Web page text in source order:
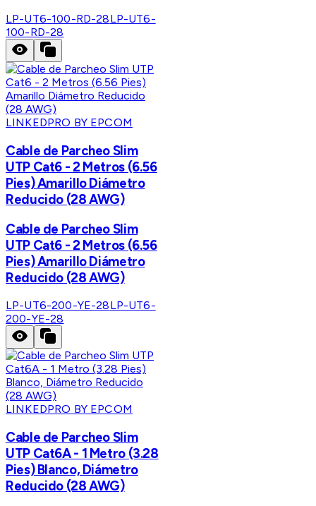
LP-UT6-100-RD-28LP-UT6-
100-RD-28
LINKEDPRO BY EPCOM
Cable de Parcheo Slim
UTP Cat6 - 2 Metros (6.56
Pies) Amarillo Diámetro
Reducido (28 AWG)
Cable de Parcheo Slim
UTP Cat6 - 2 Metros (6.56
Pies) Amarillo Diámetro
Reducido (28 AWG)
LP-UT6-200-YE-28LP-UT6-
200-YE-28
LINKEDPRO BY EPCOM
Cable de Parcheo Slim
UTP Cat6A - 1 Metro (3.28
Pies) Blanco, Diámetro
Reducido (28 AWG)